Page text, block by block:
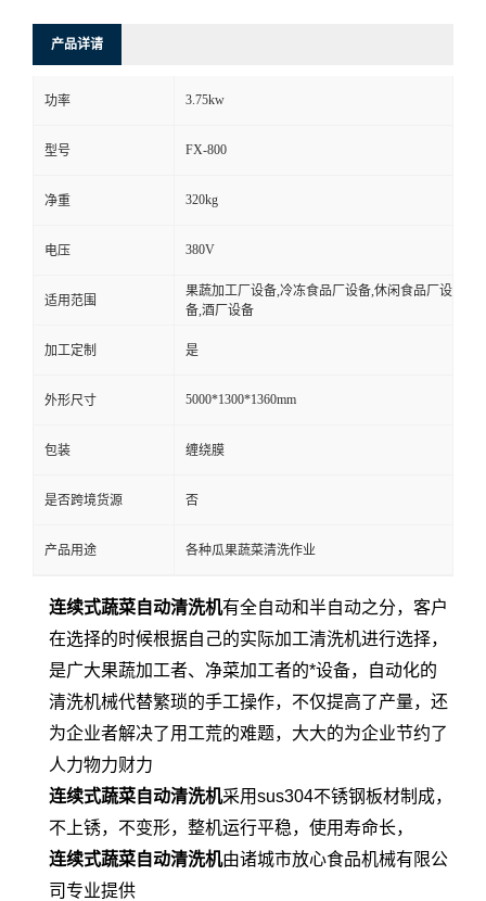
产品详请
功率 3.75kw
型号 FX-800
净重 320kg
电压 380V
适用范围
果蔬加工厂设备,冷冻食品厂设备,休闲食品厂设
备,酒厂设备
加工定制 是
外形尺寸 5000*1300*1360mm
包装 缠绕膜
是否跨境货源 否
产品用途 各种瓜果蔬菜清洗作业
连续式蔬菜自动清洗机有全自动和半自动之分，客户
在选择的时候根据自己的实际加工清洗机进行选择，
是广大果蔬加工者、净菜加工者的*设备，自动化的
清洗机械代替繁琐的手工操作，不仅提高了产量，还
为企业者解决了用工荒的难题，大大的为企业节约了
人力物力财力
连续式蔬菜自动清洗机采用sus304不锈钢板材制成，
不上锈，不变形，整机运行平稳，使用寿命长，
连续式蔬菜自动清洗机由诸城市放心食品机械有限公
司专业提供